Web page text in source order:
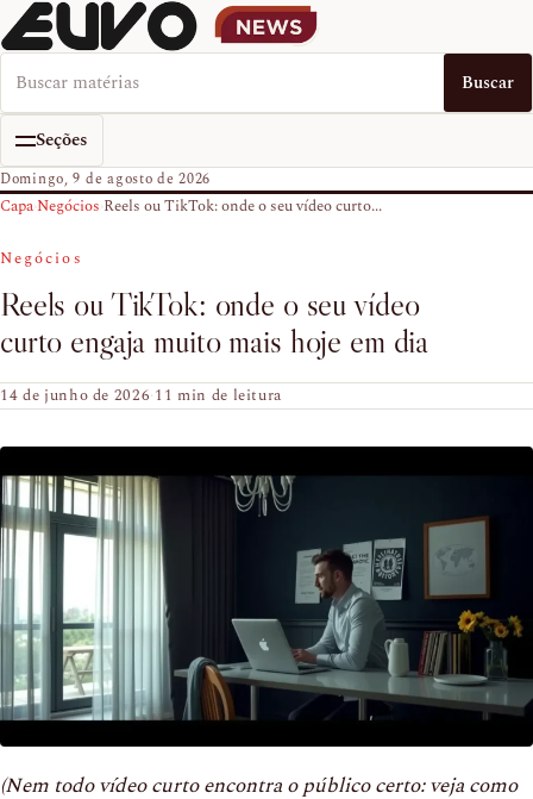
Buscar no EUVO News Buscar
Seções
Domingo, 9 de agosto de 2026
Capa›Negócios›Reels ou TikTok: onde o seu vídeo curto...
Negócios
Reels ou TikTok: onde o seu vídeo
curto engaja muito mais hoje em dia
14 de junho de 2026·11 min de leitura
(Nem todo vídeo curto encontra o público certo: veja como